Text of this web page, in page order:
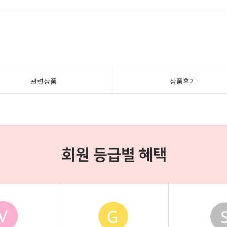
관련상품 상품후기